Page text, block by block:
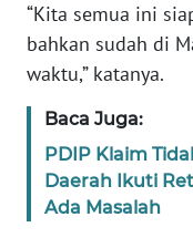
“Kita semua ini
bahkan sudah di
waktu,” katanya.
Baca Juga:
PDIP Klaim
Daerah Ikuti
Ada Masalah
WN
BABEL
SUMBAR
WN